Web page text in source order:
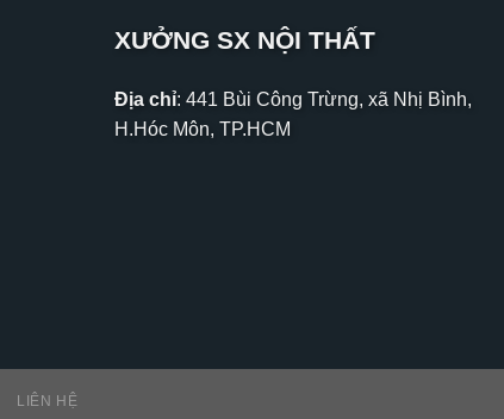
XƯỞNG SX NỘI THẤT
Địa chỉ: 441 Bùi Công Trừng, xã Nhị Bình,
H.Hóc Môn, TP.HCM
LIÊN HỆ